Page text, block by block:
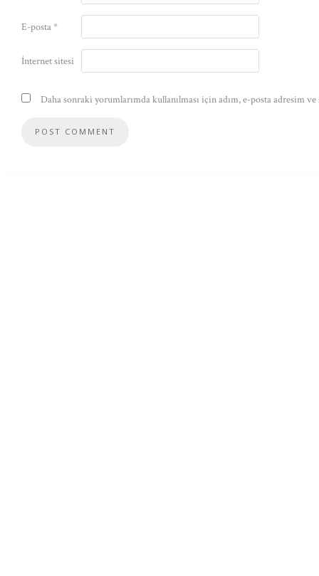
E-posta*
İnternet sitesi
Daha sonraki yorumlarımda kullanılması için adım, e-posta adresim